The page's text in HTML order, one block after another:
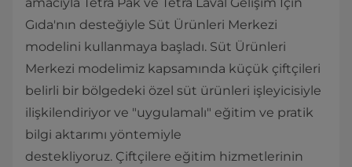
Gıda'nın desteğiyle Süt Ürünleri Merkezi
modelini kullanmaya başladı. Süt Ürünleri
Merkezi modelimiz kapsamında küçük çiftçileri
belirli bir bölgedeki özel süt ürünleri işleyicisiyle
ilişkilendiriyor ve "uygulamalı" eğitim ve pratik
bilgi aktarımı yöntemiyle
destekliyoruz. Çiftçilere eğitim hizmetlerinin